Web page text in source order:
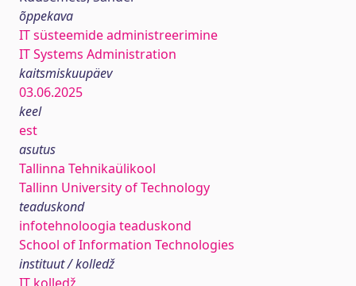
õppekava
IT süsteemide administreerimine
IT Systems Administration
kaitsmiskuupäev
03.06.2025
keel
est
asutus
Tallinna Tehnikaülikool
Tallinn University of Technology
teaduskond
infotehnoloogia teaduskond
School of Information Technologies
instituut / kolledž